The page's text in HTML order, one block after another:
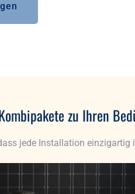
zu Ihren
jede Installation einzigartig